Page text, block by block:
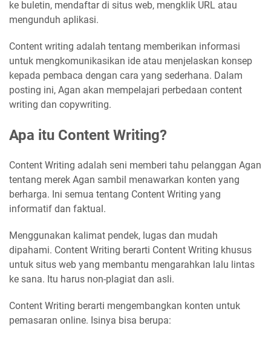
ke buletin, mendaftar di situs web, mengklik URL atau
mengunduh aplikasi.
Content writing adalah tentang memberikan informasi
untuk mengkomunikasikan ide atau menjelaskan konsep
kepada pembaca dengan cara yang sederhana. Dalam
posting ini, Agan akan mempelajari perbedaan content
writing dan copywriting.
Apa itu Content Writing?
Content Writing adalah seni memberi tahu pelanggan Agan
tentang merek Agan sambil menawarkan konten yang
berharga. Ini semua tentang Content Writing yang
informatif dan faktual.
Menggunakan kalimat pendek, lugas dan mudah
dipahami. Content Writing berarti Content Writing khusus
untuk situs web yang membantu mengarahkan lalu lintas
ke sana. Itu harus non-plagiat dan asli.
Content Writing berarti mengembangkan konten untuk
pemasaran online. Isinya bisa berupa: